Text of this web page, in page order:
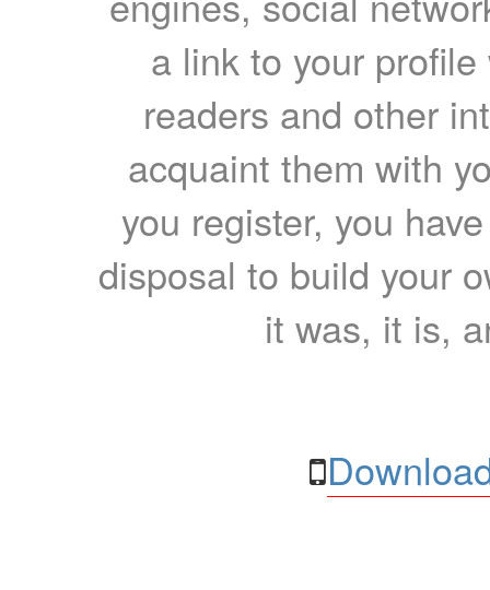
a link to your
readers and other
acquaint them with
you register, you
disposal to build your
it was, it is,